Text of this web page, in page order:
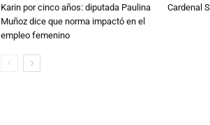
Karin por cinco años: diputada Paulina
Muñoz dice que norma impactó en el
empleo femenino
Cardenal